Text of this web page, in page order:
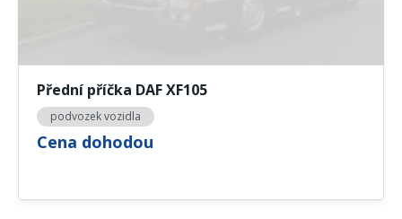
Přední příčka DAF XF105
podvozek vozidla
Cena dohodou